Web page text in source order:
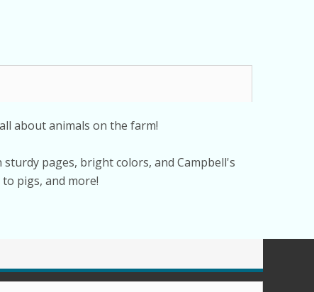
about animals on the farm!
pages, bright colors, and Campbell's
pigs, and more!